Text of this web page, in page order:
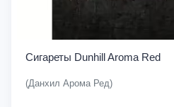
Сигареты Dunhill Aroma Red
(Данхил Арома Ред)